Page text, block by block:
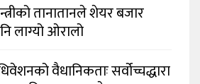
तानातानले शेयर बजार
लाग्यो ओरालो
वैधानिकताः सर्वोच्चद्धारा